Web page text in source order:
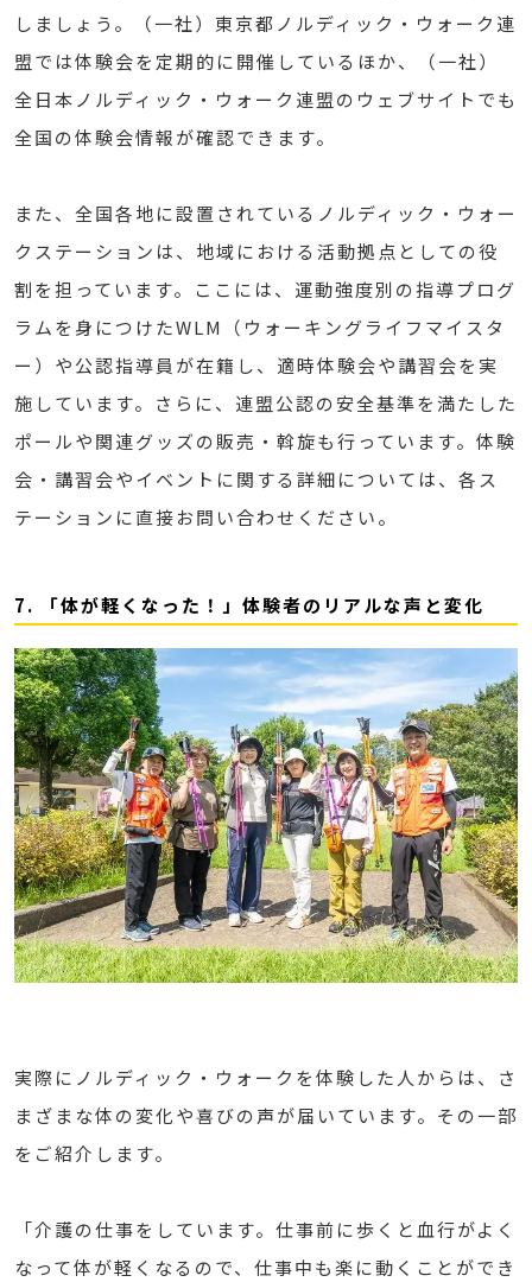
しましょう。（一社）東京都ノルディック・ウォーク連
盟では体験会を定期的に開催しているほか、（一社）
全日本ノルディック・ウォーク連盟のウェブサイトでも
全国の体験会情報が確認できます。
また、全国各地に設置されているノルディック・ウォー
クステーションは、地域における活動拠点としての役
割を担っています。ここには、運動強度別の指導プログ
ラムを身につけたWLM（ウォーキングライフマイスタ
ー）や公認指導員が在籍し、適時体験会や講習会を実
施しています。さらに、連盟公認の安全基準を満たした
ポールや関連グッズの販売・斡旋も行っています。体験
会・講習会やイベントに関する詳細については、各ス
テーションに直接お問い合わせください。
7. 「体が軽くなった！」体験者のリアルな声と変化
実際にノルディック・ウォークを体験した人からは、さ
まざまな体の変化や喜びの声が届いています。その一部
をご紹介します。
「介護の仕事をしています。仕事前に歩くと血行がよく
なって体が軽くなるので、仕事中も楽に動くことができ